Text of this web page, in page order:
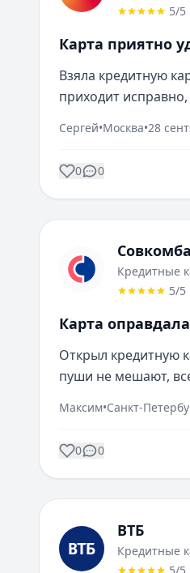
5/5
Карта приятно
Взяла кредитную
приходит
Сергей•Москва•28
0 0
Кредитные
5/5
Карта
Открыл кредитную
пуши не мешают,
Максим•Санкт-
0 0
ВТБ
Кредитные